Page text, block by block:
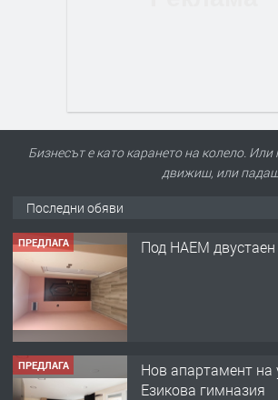
Бизнесът е като карането на колело.
движиш, или
Последни обяви
ПРЕДЛАГА Под НАЕМ
ПРЕДЛАГА
Нов апартамент на
Езикова гимназия